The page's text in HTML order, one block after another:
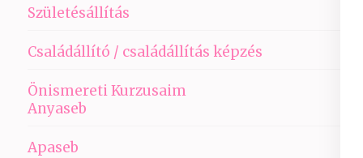
Születésállítás
Családállító / családállítás képzés
Önismereti Kurzusaim
Anyaseb
Apaseb